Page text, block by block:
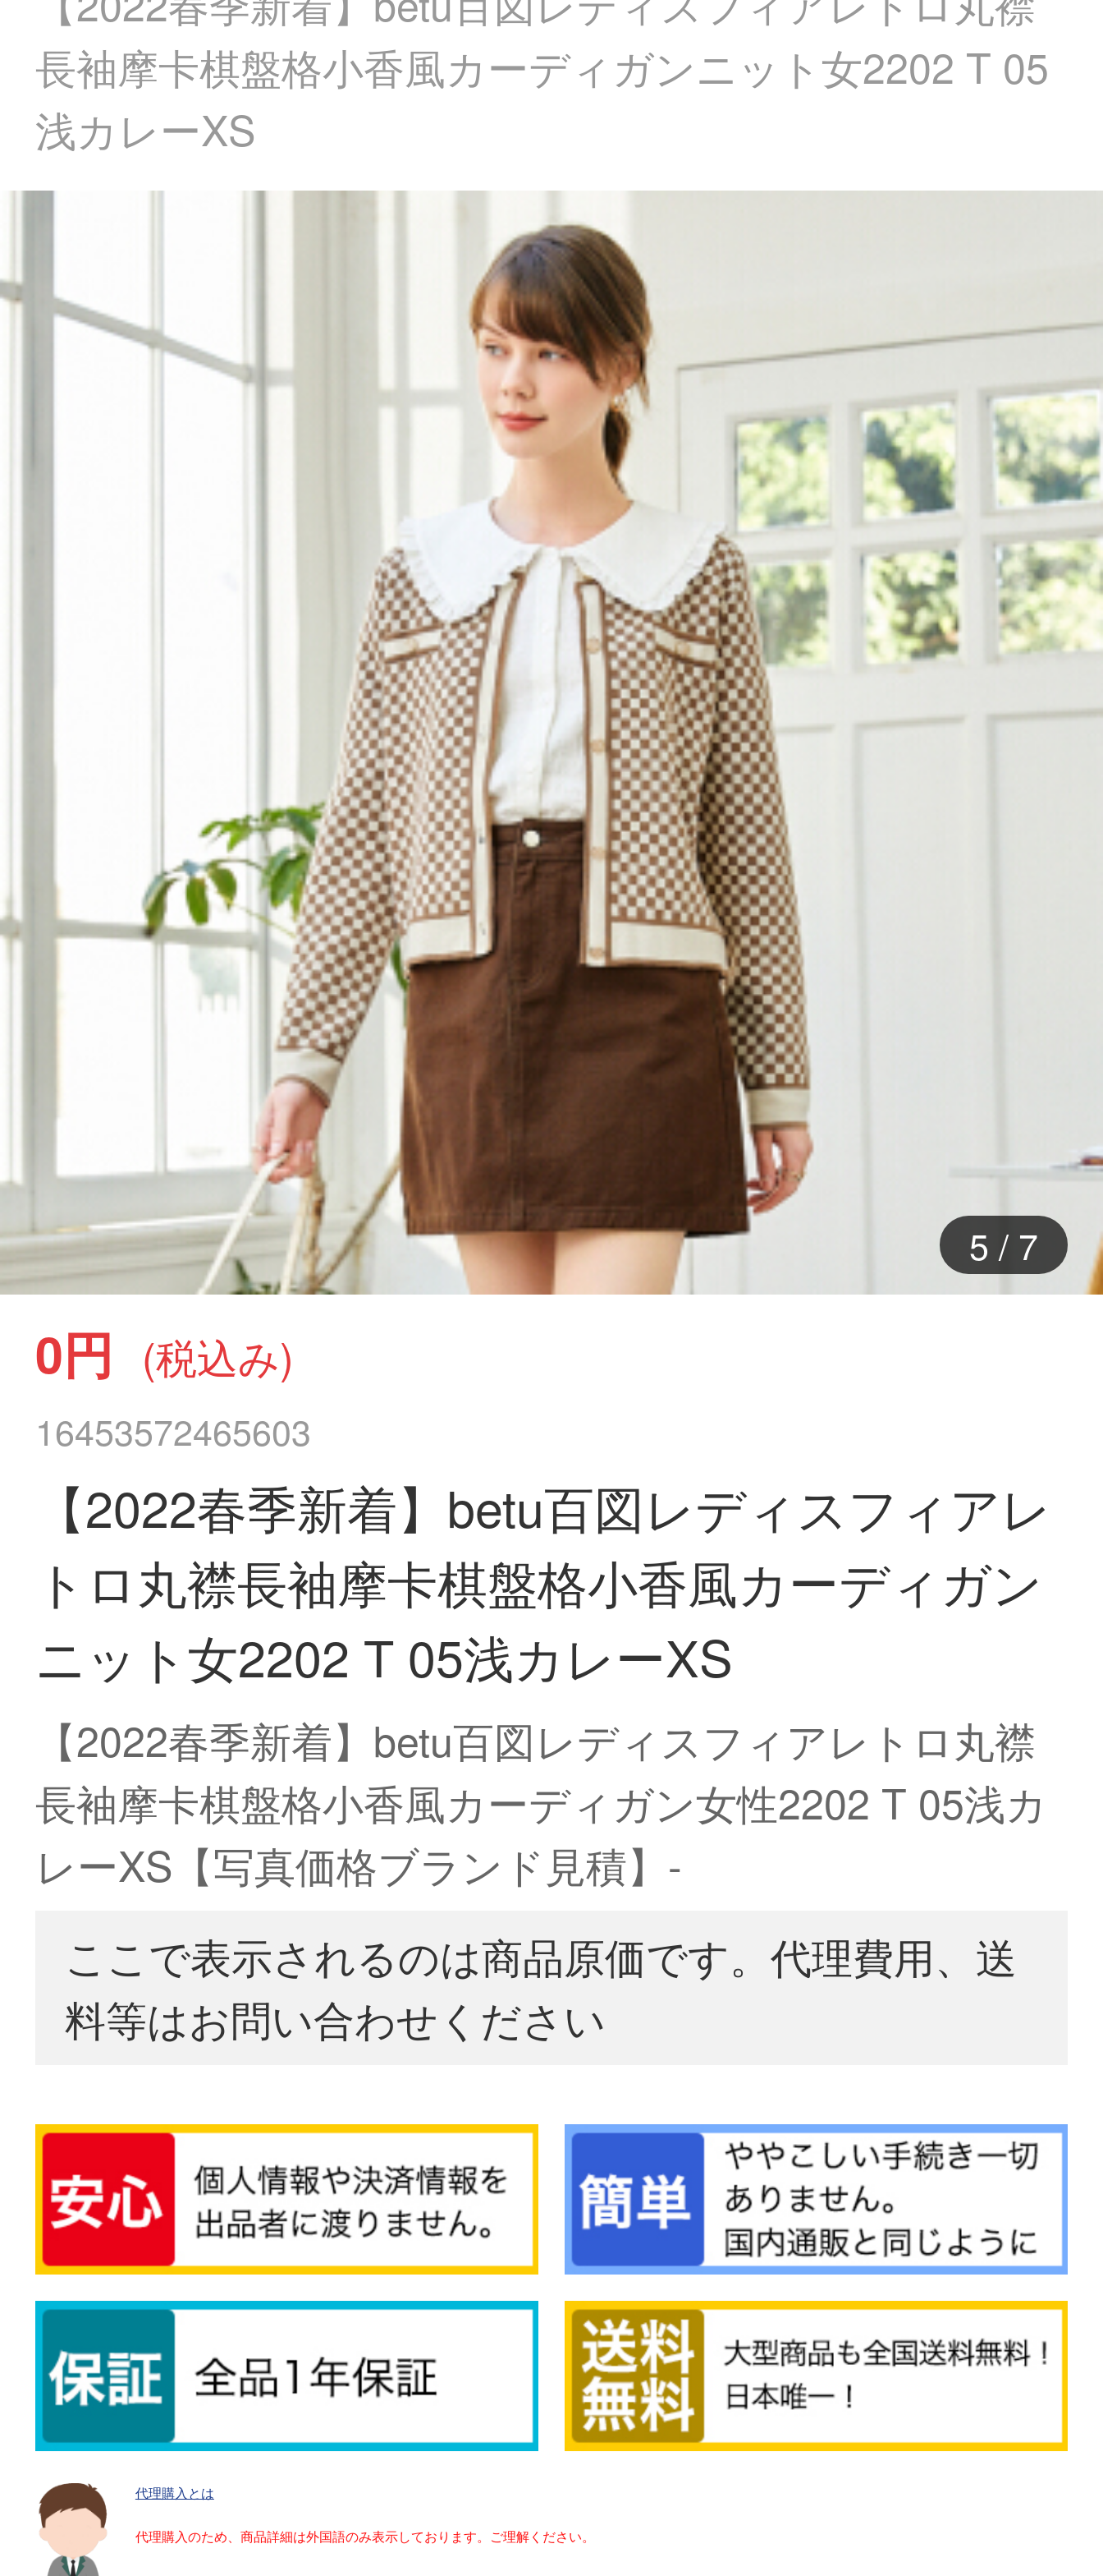
長袖摩卡棋盤格小香風カーディガンニット女2202 T 05
浅カレーXS
6 / 7
0円 (税込み)
16453572465603
【2022春季新着】betu百図レディスフィアレ
トロ丸襟長袖摩卡棋盤格小香風カーディガン
ニット女2202 T 05浅カレーXS
【2022春季新着】betu百図レディスフィアレトロ丸襟
長袖摩卡棋盤格小香風カーディガン女性2202 T 05浅カ
レーXS【写真価格ブランド見積】-
ここで表示されるのは商品原価です。代理費用、送
料等はお問い合わせください
代理購入とは
代理購入のため、商品詳細は外国語のみ表示しております。ご理解ください。